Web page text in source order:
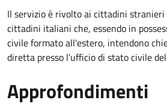
Il servizio è rivolto ai cittadini
cittadini italiani che, essendo in
civile formato all'estero, intendono
diretta presso l'ufficio di stato civile
Approfondimenti